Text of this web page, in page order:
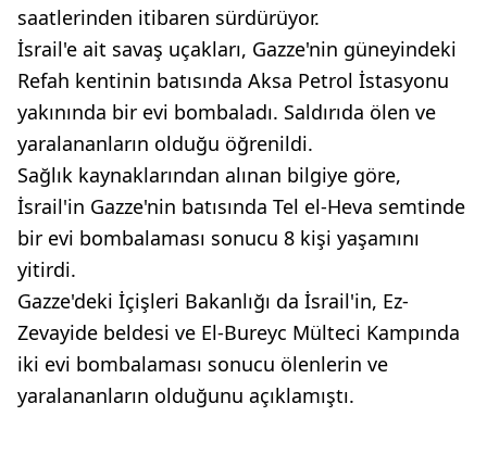
saatlerinden itibaren sürdürüyor.
İsrail'e ait savaş uçakları, Gazze'nin güneyindeki
Refah kentinin batısında Aksa Petrol İstasyonu
yakınında bir evi bombaladı. Saldırıda ölen ve
yaralananların olduğu öğrenildi.
Sağlık kaynaklarından alınan bilgiye göre,
İsrail'in Gazze'nin batısında Tel el-Heva semtinde
bir evi bombalaması sonucu 8 kişi yaşamını
yitirdi.
Gazze'deki İçişleri Bakanlığı da İsrail'in, Ez-
Zevayide beldesi ve El-Bureyc Mülteci Kampında
iki evi bombalaması sonucu ölenlerin ve
yaralananların olduğunu açıklamıştı.